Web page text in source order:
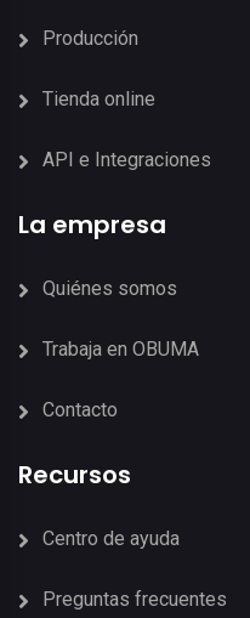
Producción
Tienda online
API e Integraciones
La empresa
Quiénes somos
Trabaja en OBUMA
Contacto
Recursos
Centro de ayuda
Preguntas frecuentes